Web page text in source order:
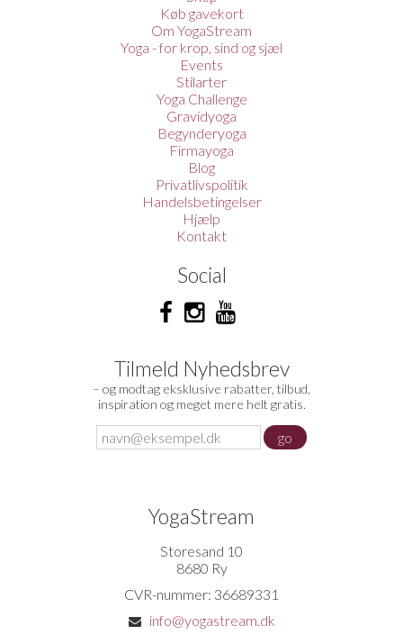
Køb gavekort
Om YogaStream
Yoga - for krop, sind og sjæl
Events
Stilarter
Yoga Challenge
Gravidyoga
Begynderyoga
Firmayoga
Blog
Privatlivspolitik
Handelsbetingelser
Hjælp
Kontakt
Social
Tilmeld Nyhedsbrev
– og modtag eksklusive rabatter, tilbud,
inspiration og meget mere helt gratis.
YogaStream
Storesand 10
8680 Ry
CVR-nummer: 36689331
info@yogastream.dk